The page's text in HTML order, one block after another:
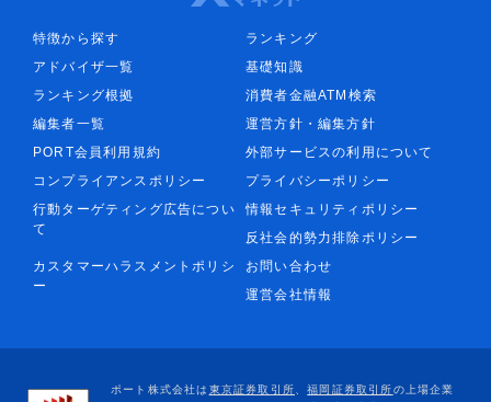
特徴から探す
ランキング
アドバイザ一覧
基礎知識
ランキング根拠
消費者金融ATM検索
編集者一覧
運営方針・編集方針
PORT会員利用規約
外部サービスの利用について
コンプライアンスポリシー
プライバシーポリシー
行動ターゲティング広告につい
て
情報セキュリティポリシー
反社会的勢力排除ポリシー
カスタマーハラスメントポリシ
ー
お問い合わせ
運営会社情報